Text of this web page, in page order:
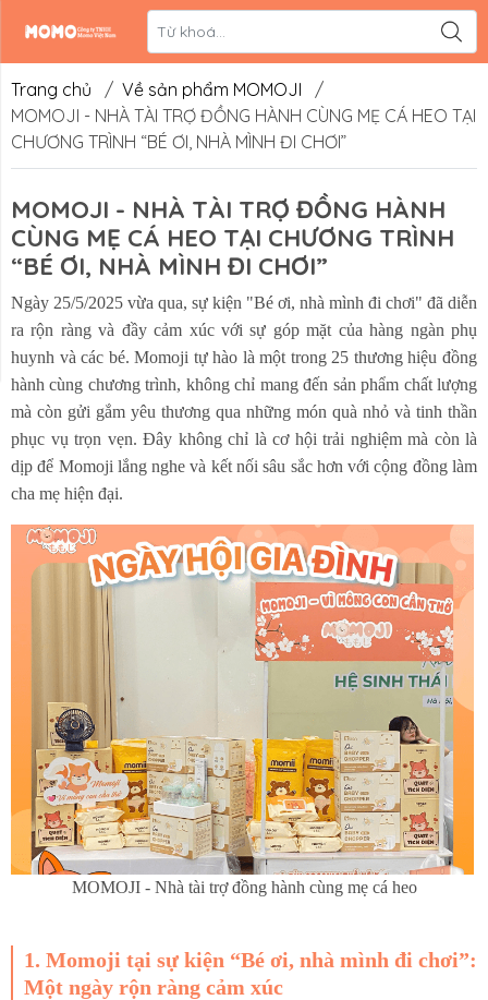
Liên hệ
Hệ thống đối
Trang chủ / Về sản phẩm MOMOJI
/
MOMOJI - NHÀ TÀI TRỢ ĐỒNG HÀNH CÙNG MẸ CÁ HEO TẠI
CHƯƠNG TRÌNH “BÉ ƠI, NHÀ MÌNH ĐI CHƠI”
MOMOJI - NHÀ TÀI TRỢ ĐỒNG HÀNH
CÙNG MẸ CÁ HEO TẠI CHƯƠNG TRÌNH
“BÉ ƠI, NHÀ MÌNH ĐI CHƠI”
Ngày 25/5/2025 vừa qua, sự kiện "Bé ơi, nhà mình đi chơi" đã diễn
ra rộn ràng và đầy cảm xúc với sự góp mặt của hàng ngàn phụ
huynh và các bé. Momoji tự hào là một trong 25 thương hiệu đồng
hành cùng chương trình, không chỉ mang đến sản phẩm chất lượng
mà còn gửi gắm yêu thương qua những món quà nhỏ và tinh thần
phục vụ trọn vẹn. Đây không chỉ là cơ hội trải nghiệm mà còn là
dịp để Momoji lắng nghe và kết nối sâu sắc hơn với cộng đồng làm
cha mẹ hiện đại.
MOMOJI - Nhà tài trợ đồng hành cùng mẹ cá heo
1. Momoji tại sự kiện “Bé ơi, nhà mình đi chơi”:
Một ngày rộn ràng cảm xúc